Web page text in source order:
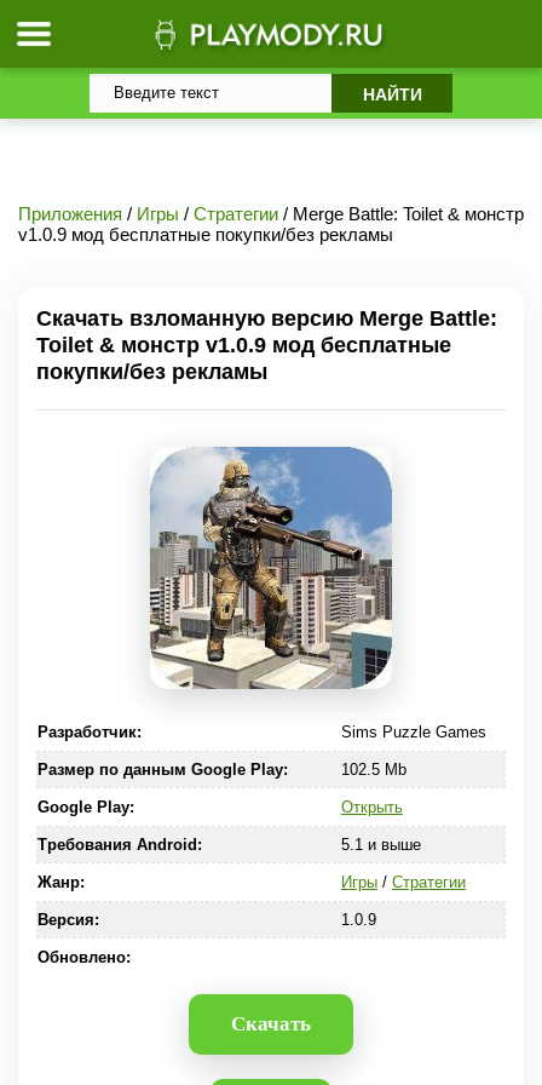
Приложения / Игры / Стратегии / Merge Battle: Toilet & монстр
v1.0.9 мод бесплатные покупки/без рекламы
Скачать взломанную версию Merge Battle:
Toilet & монстр v1.0.9 мод бесплатные
покупки/без рекламы
Разработчик: Sims Puzzle Games
Размер по данным Google Play: 102.5 Mb
Google Play: Открыть
Требования Android: 5.1 и выше
Жанр: Игры/ Стратегии
Версия: 1.0.9
Обновлено:
Скачать